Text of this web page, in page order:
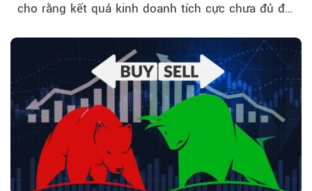
cho rằng kết quả kinh doanh tích cực chưa đủ để